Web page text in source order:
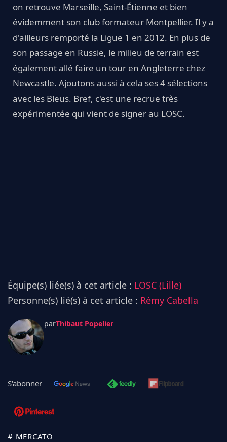
on retrouve Marseille, Saint-Étienne et bien
évidemment son club formateur Montpellier. Il y a
d'ailleurs remporté la Ligue 1 en 2012. En plus de
son passage en Russie, le milieu de terrain est
également allé faire un tour en Angleterre chez
Newcastle. Ajoutons aussi à cela ses 4 sélections
avec les Bleus. Bref, c'est une recrue très
expérimentée qui vient de signer au LOSC.
Équipe(s) liée(s) à cet article : LOSC (Lille)
Personne(s) lié(s) à cet article : Rémy Cabella
parThibaut Popelier
S'abonner
# MERCATO